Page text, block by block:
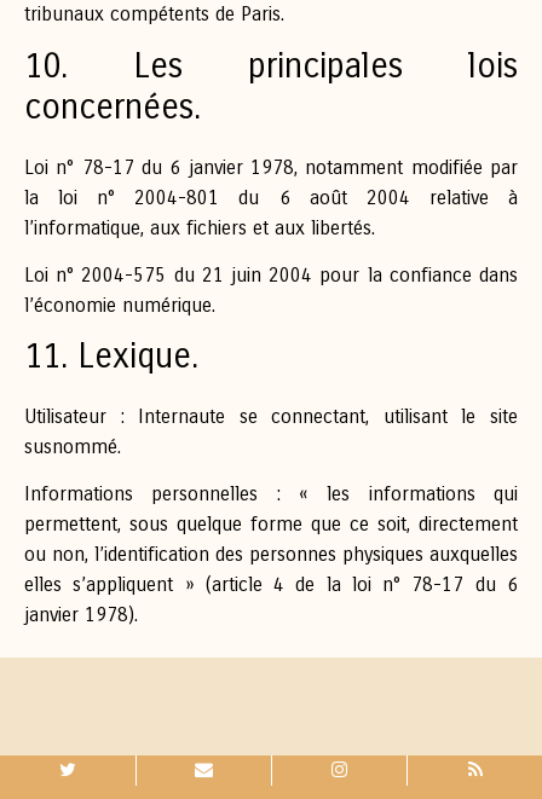
tribunaux compétents de Paris.
10. Les principales lois
concernées.
Loi n° 78-17 du 6 janvier 1978, notamment modifiée par
la loi n° 2004-801 du 6 août 2004 relative à
l’informatique, aux fichiers et aux libertés.
Loi n° 2004-575 du 21 juin 2004 pour la confiance dans
l’économie numérique.
11. Lexique.
Utilisateur : Internaute se connectant, utilisant le site
susnommé.
Informations personnelles : « les informations qui
permettent, sous quelque forme que ce soit, directement
ou non, l’identification des personnes physiques auxquelles
elles s’appliquent » (article 4 de la loi n° 78-17 du 6
janvier 1978).